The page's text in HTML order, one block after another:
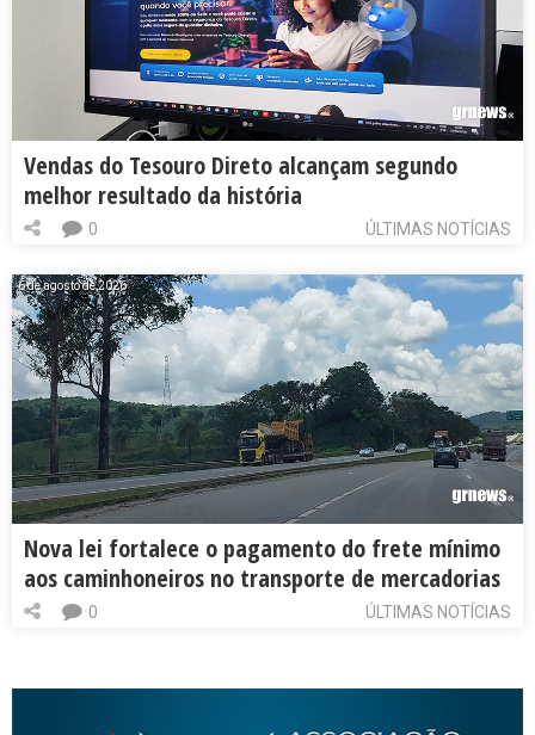
Vendas do Tesouro Direto alcançam segundo
melhor resultado da história
ÚLTIMAS NOTÍCIAS
0
6 de agosto de 2026
Nova lei fortalece o pagamento do frete mínimo
aos caminhoneiros no transporte de mercadorias
ÚLTIMAS NOTÍCIAS
0